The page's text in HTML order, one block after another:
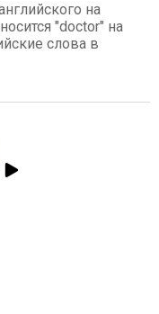
на
"doctor" на
слова в